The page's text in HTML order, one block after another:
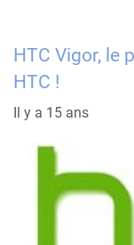
HTC Vigor, le
HTC !
Il y a 15 ans